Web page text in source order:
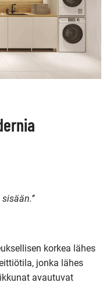
korkea lähes
jonka lähes
avautuvat